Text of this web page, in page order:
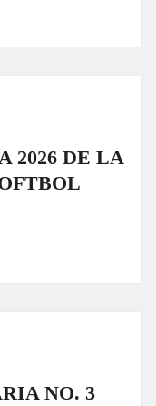
2026 DE LA
NO. 3